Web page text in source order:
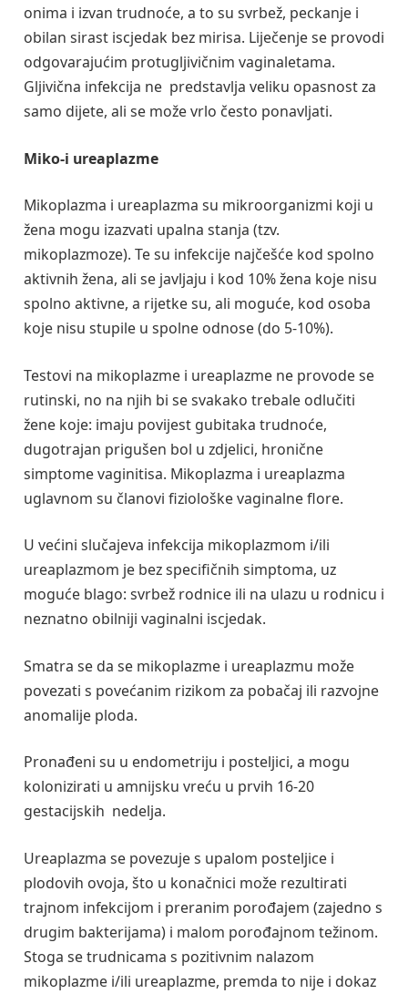
onima i izvan trudnoće, a to su svrbež, peckanje i
obilan sirast iscjedak bez mirisa. Liječenje se provodi
odgovarajućim protugljivičnim vaginaletama.
Gljivična infekcija ne predstavlja veliku opasnost za
samo dijete, ali se može vrlo često ponavljati.
Miko-i ureaplazme
Mikoplazma i ureaplazma su mikroorganizmi koji u
žena mogu izazvati upalna stanja (tzv.
mikoplazmoze). Te su infekcije najčešće kod spolno
aktivnih žena, ali se javljaju i kod 10% žena koje nisu
spolno aktivne, a rijetke su, ali moguće, kod osoba
koje nisu stupile u spolne odnose (do 5-10%).
Testovi na mikoplazme i ureaplazme ne provode se
rutinski, no na njih bi se svakako trebale odlučiti
žene koje: imaju povijest gubitaka trudnoće,
dugotrajan prigušen bol u zdjelici, hronične
simptome vaginitisa. Mikoplazma i ureaplazma
uglavnom su članovi fiziološke vaginalne flore.
U većini slučajeva infekcija mikoplazmom i/ili
ureaplazmom je bez specifičnih simptoma, uz
moguće blago: svrbež rodnice ili na ulazu u rodnicu i
neznatno obilniji vaginalni iscjedak.
Smatra se da se mikoplazme i ureaplazmu može
povezati s povećanim rizikom za pobačaj ili razvojne
anomalije ploda.
Pronađeni su u endometriju i posteljici, a mogu
kolonizirati u amnijsku vreću u prvih 16-20
gestacijskih nedelja.
Ureaplazma se povezuje s upalom posteljice i
plodovih ovoja, što u konačnici može rezultirati
trajnom infekcijom i preranim porođajem (zajedno s
drugim bakterijama) i malom porođajnom težinom.
Stoga se trudnicama s pozitivnim nalazom
mikoplazme i/ili ureaplazme, premda to nije i dokaz